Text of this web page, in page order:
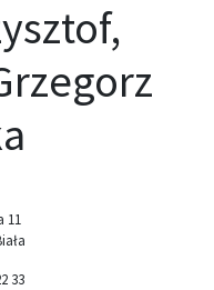
11
33